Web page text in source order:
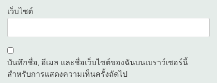
เว็บไซต์
บันทึกชื่อ, อีเมล และชื่อเว็บไซต์ของฉันบนเบราว์เซอร์นี้
สำหรับการแสดงความเห็นครั้งถัดไป